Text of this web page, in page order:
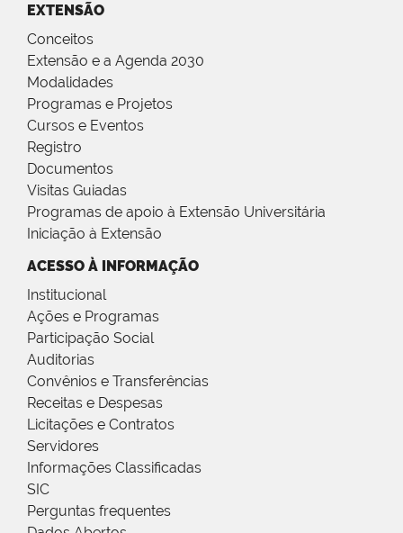
EXTENSÃO
Conceitos
Extensão e a Agenda 2030
Modalidades
Programas e Projetos
Cursos e Eventos
Registro
Documentos
Visitas Guiadas
Programas de apoio à Extensão Universitária
Iniciação à Extensão
ACESSO À INFORMAÇÃO
Institucional
Ações e Programas
Participação Social
Auditorias
Convênios e Transferências
Receitas e Despesas
Licitações e Contratos
Servidores
Informações Classificadas
SIC
Perguntas frequentes